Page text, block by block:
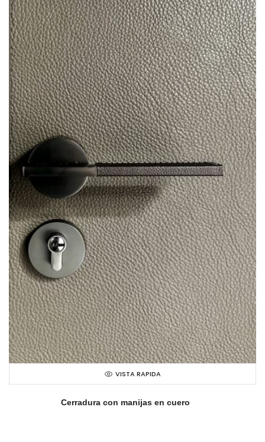
VISTA RAPIDA
Cerradura con manijas en cuero